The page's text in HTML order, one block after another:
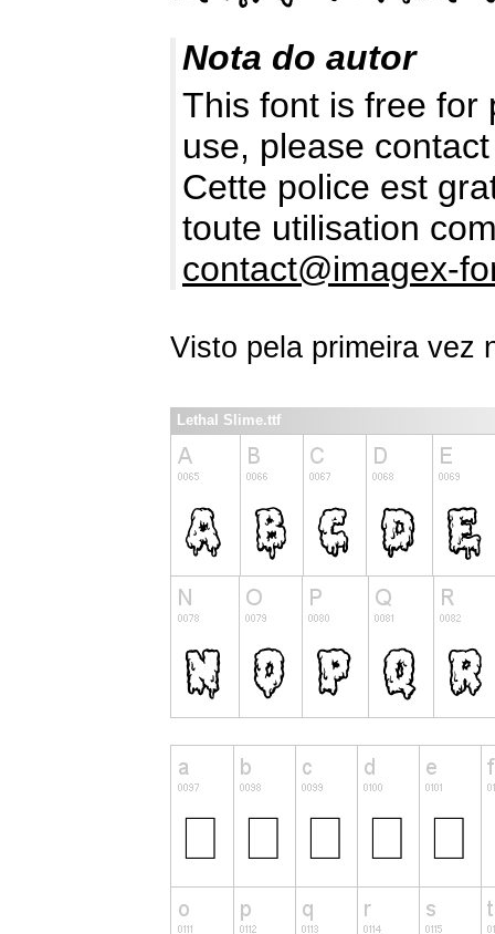
Nota do autor
This font is free for
use, please
Cette police est
toute utilisation
contact@imagex-
Visto pela primeira vez
Lethal Slime.ttf